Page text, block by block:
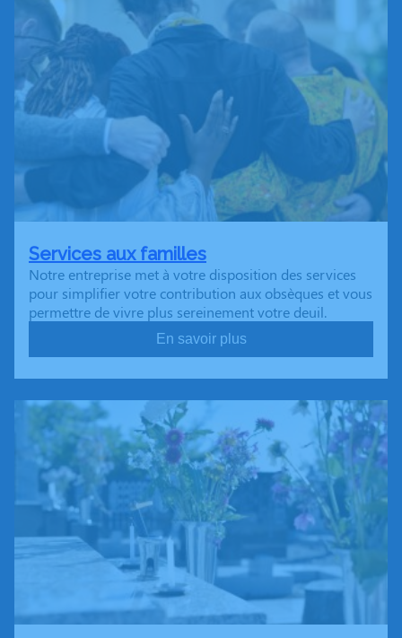
Services aux familles
Notre entreprise met à votre disposition des services
pour simplifier votre contribution aux obsèques et vous
permettre de vivre plus sereinement votre deuil.
En savoir plus